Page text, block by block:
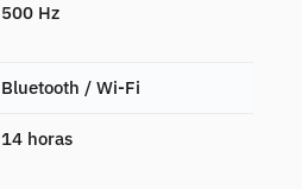
500 Hz
Bluetooth / Wi-Fi
14 horas